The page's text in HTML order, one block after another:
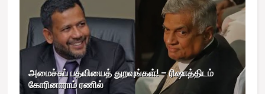
அமைச்சுப் பதவியைத் துறவுங்கள்! – ரிஷாத்திடம்
கோரினாராம் ரணில்